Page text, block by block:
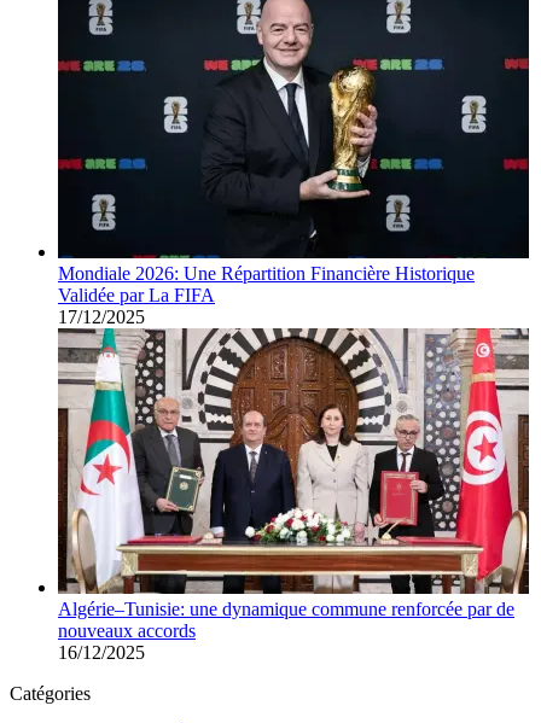
Mondiale 2026: Une Répartition Financière Historique
Validée par La FIFA
17/12/2025
Algérie–Tunisie: une dynamique commune renforcée par de
nouveaux accords
16/12/2025
Catégories